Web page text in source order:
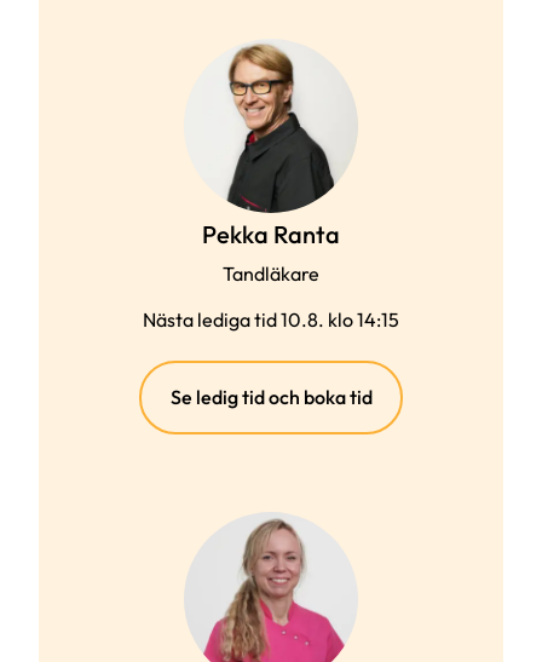
Pekka Ranta
Tandläkare
Nästa lediga tid 10.8. klo 14:15
Se ledig tid och boka tid(extern
länk)